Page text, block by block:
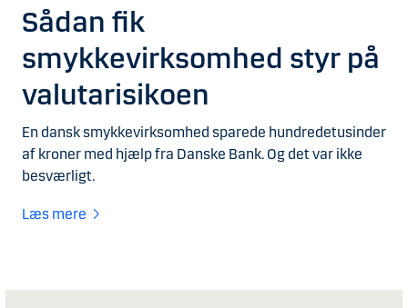
Sådan fik
smykkevirksomhed styr på
valutarisikoen
En dansk smykkevirksomhed sparede hundredetusinder
af kroner med hjælp fra Danske Bank. Og det var ikke
besværligt.
Læs mere